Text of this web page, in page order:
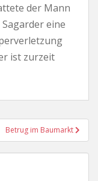
der Mann
eine
ist zurzeit
Betrug im Baumarkt